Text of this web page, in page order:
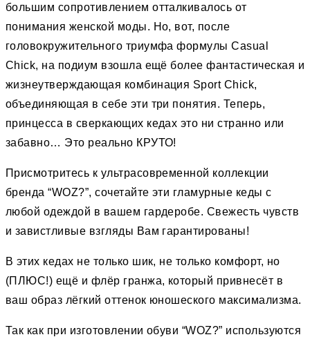
большим сопротивлением отталкивалось от
понимания женской моды. Но, вот, после
головокружительного триумфа формулы Casual
Chick, на подиум взошла ещё более фантастическая и
жизнеутверждающая комбинация Sport Chick,
объединяющая в себе эти три понятия. Теперь,
принцесса в сверкающих кедах это ни странно или
забавно… Это реально КРУТО!
Присмотритесь к ультрасовременной коллекции
бренда “WOZ?”, сочетайте эти гламурные кеды с
любой одеждой в вашем гардеробе. Свежесть чувств
и завистливые взгляды Вам гарантированы!
В этих кедах не только шик, не только комфорт, но
(ПЛЮС!) ещё и флёр гранжа, который привнесёт в
ваш образ лёгкий оттенок юношеского максимализма.
Так как при изготовлении обуви “WOZ?” используются